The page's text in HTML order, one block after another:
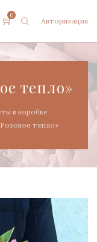
0
Авторизация
тепло»
в коробке
тепло»